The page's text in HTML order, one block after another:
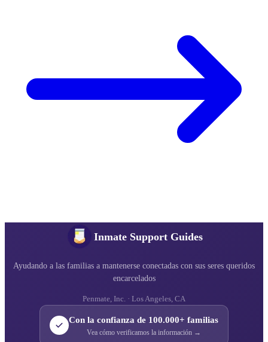
Inmate Support Guides
Ayudando a las familias a mantenerse conectadas con sus seres queridos
encarcelados
Penmate, Inc. · Los Angeles, CA
Con la confianza de 100.000+ familias
Vea cómo verificamos la información →